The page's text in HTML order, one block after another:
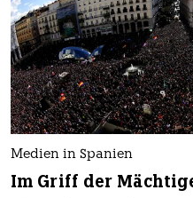
Medien in Spanien
Im Griff der